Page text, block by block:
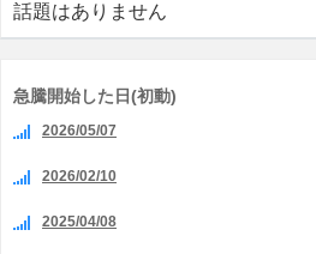
話題はありません
急騰開始した日(初動)
2026/05/07
2026/02/10
2025/04/08